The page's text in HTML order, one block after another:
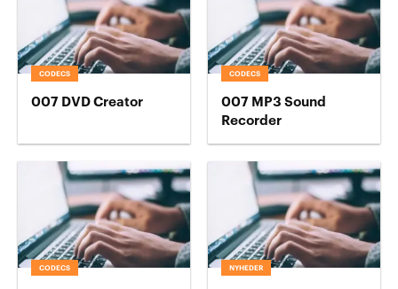
CODECS
007 DVD Creator
CODECS
007 MP3 Sound
Recorder
CODECS NYHEDER